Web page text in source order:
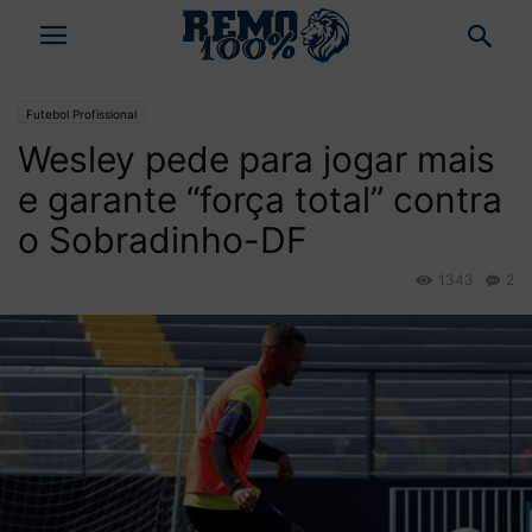
Futebol Profissional
Wesley pede para jogar mais
e garante “força total” contra
o Sobradinho-DF
2
1343